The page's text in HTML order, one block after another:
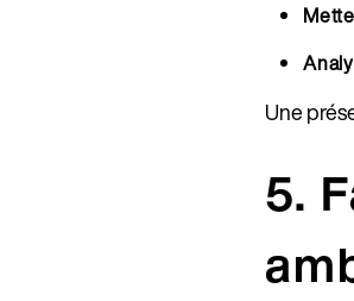
Une
5.